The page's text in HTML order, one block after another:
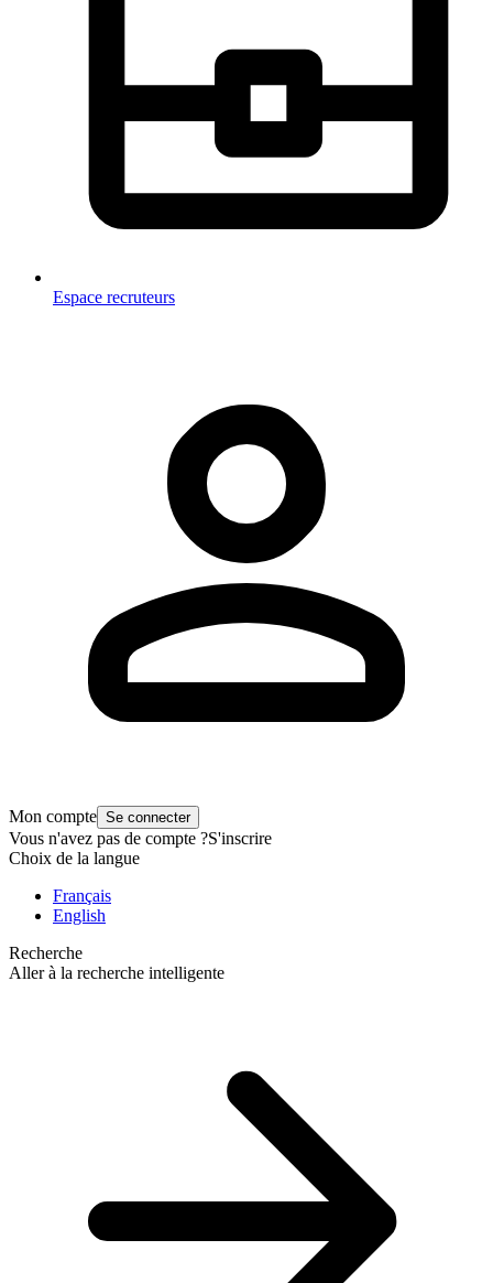
Espace recruteurs
Mon compte Se connecter
Vous n'avez pas de compte ?S'inscrire
Choix de la langue
Français
English
Recherche
Aller à la recherche intelligente